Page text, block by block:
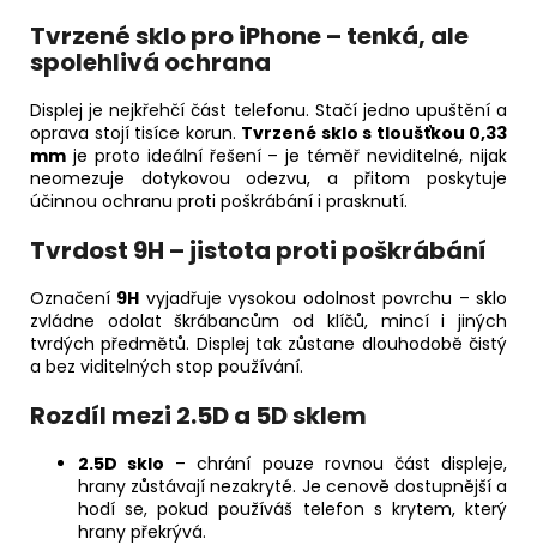
Tvrzené sklo pro iPhone – tenká, ale
spolehlivá ochrana
Displej je nejkřehčí část telefonu. Stačí jedno upuštění a
oprava stojí tisíce korun. Tvrzené sklo s tloušťkou 0,33
mm je proto ideální řešení – je téměř neviditelné, nijak
neomezuje dotykovou odezvu, a přitom poskytuje
účinnou ochranu proti poškrábání i prasknutí.
Tvrdost 9H – jistota proti poškrábání
Označení 9H vyjadřuje vysokou odolnost povrchu – sklo
zvládne odolat škrábancům od klíčů, mincí i jiných
tvrdých předmětů. Displej tak zůstane dlouhodobě čistý
a bez viditelných stop používání.
Rozdíl mezi 2.5D a 5D sklem
2.5D sklo – chrání pouze rovnou část displeje,
hrany zůstávají nezakryté. Je cenově dostupnější a
hodí se, pokud používáš telefon s krytem, který
hrany překrývá.
21
990
Kč